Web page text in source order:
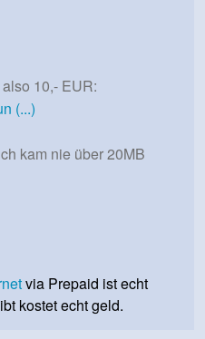
10,- EUR:
(...)
kam nie über 20MB
via Prepaid ist echt
kostet echt geld.